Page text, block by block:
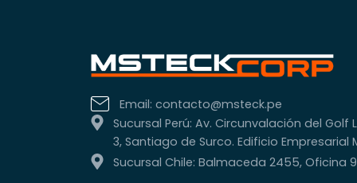
Email: contacto@msteck.pe
Sucursal Perú: Av. Circunvalación del Golf
3, Santiago de Surco. Edificio Empresarial
Sucursal Chile: Balmaceda 2455, Oficina